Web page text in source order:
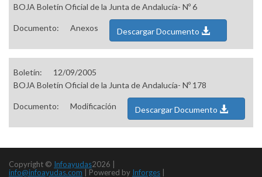
BOJA Boletín Oficial de la Junta de Andalucía- Nº 6
Documento: Anexos Descargar Documento
Boletín:
12/09/2005
BOJA Boletín Oficial de la Junta de Andalucía- Nº 178
Documento: Modificación Descargar Documento
Copyright © Infoayudas2026 |
info@infoayudas.com
Powered by Inforges